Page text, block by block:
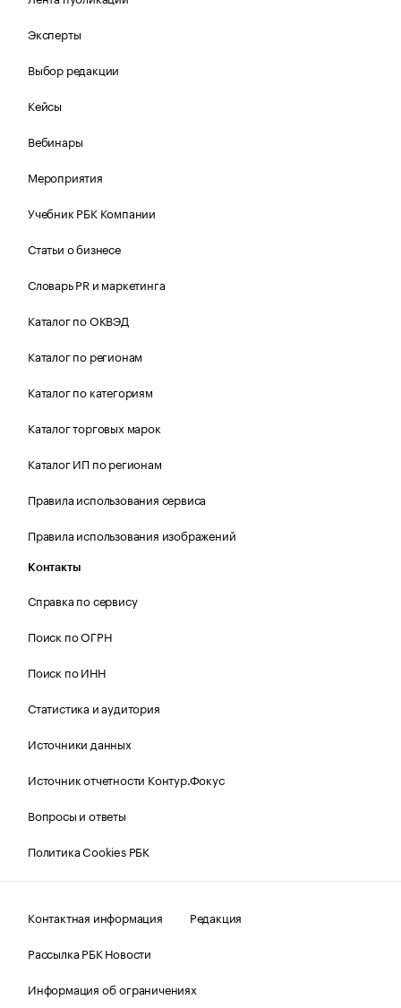
Эксперты
Выбор редакции
Кейсы
Вебинары
Мероприятия
Учебник РБК Компании
Статьи о бизнесе
Словарь PR и маркетинга
Каталог по ОКВЭД
Каталог по регионам
Каталог по категориям
Каталог торговых марок
Каталог ИП по регионам
Правила использования сервиса
Правила использования изображений
Контакты
Справка по сервису
Поиск по ОГРН
Поиск по ИНН
Статистика и аудитория
Источники данных
Источник отчетности Контур.Фокус
Вопросы и ответы
Политика Cookies РБК
Контактная информация
Редакция
Рассылка РБК Новости
Информация об ограничениях